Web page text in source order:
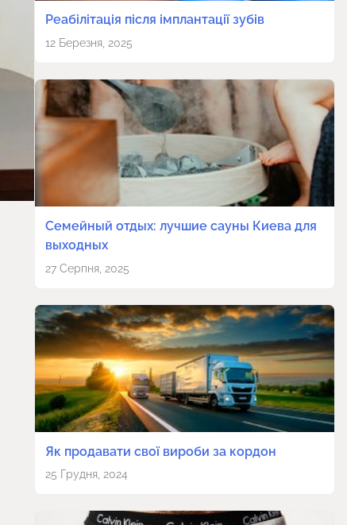
Реабілітація після імплантації зубів
12 Березня, 2025
Семейный отдых: лучшие сауны Киева для
выходных
27 Серпня, 2025
Як продавати свої вироби за кордон
25 Грудня, 2024